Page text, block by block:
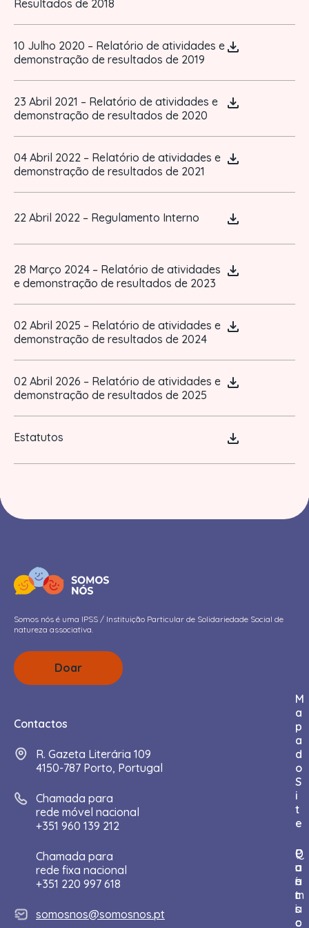
Resultados de 2018
10 Julho 2020 – Relatório de atividades e
demonstração de resultados de 2019
23 Abril 2021 – Relatório de atividades e
demonstração de resultados de 2020
04 Abril 2022 – Relatório de atividades e
demonstração de resultados de 2021
22 Abril 2022 – Regulamento Interno
28 Março 2024 – Relatório de atividades
e demonstração de resultados de 2023
02 Abril 2025 – Relatório de atividades e
demonstração de resultados de 2024
02 Abril 2026 – Relatório de atividades e
demonstração de resultados de 2025
Estatutos
Somos nós é uma IPSS / Instituição Particular de Solidariedade Social de
natureza associativa.
Doar
Contactos
R. Gazeta Literária 109
4150-787 Porto, Portugal
Chamada para
rede móvel nacional
+351 960 139 212
Chamada para
rede fixa nacional
+351 220 997 618
somosnos@somosnos.pt
M
a
p
a
d
o
S
i
t
e
I
n
í
c
i
o
Q
u
e
m
s
o
P
a
r
t
i
c
C
o
n
t
a
c
D
o
a
r